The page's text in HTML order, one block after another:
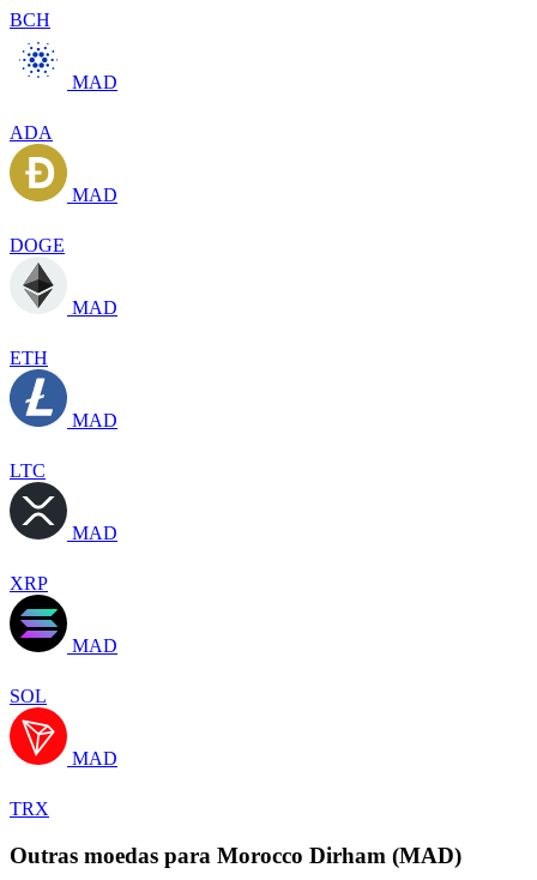
BCH
MAD
ADA
MAD
DOGE
MAD
ETH
MAD
LTC
MAD
XRP
MAD
SOL
MAD
TRX
Outras moedas para Morocco Dirham (MAD)